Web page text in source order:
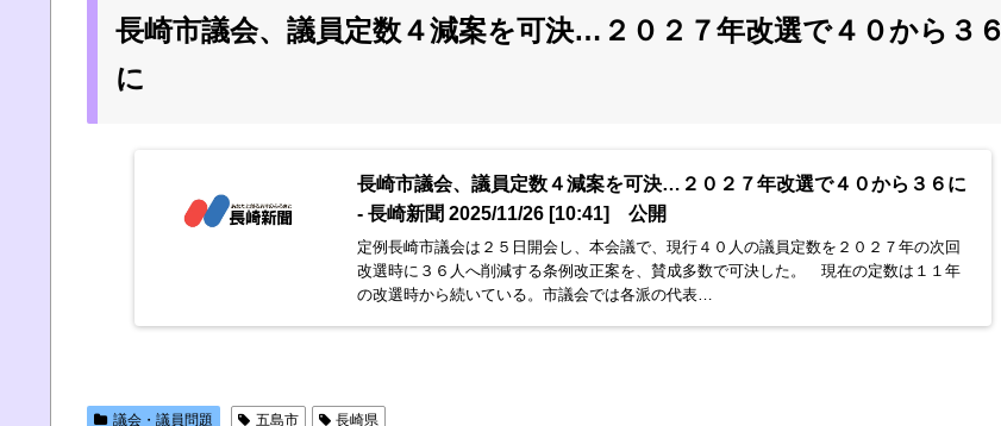
長崎市議会、議員定数４減案を可決…２０２７年改選で４０から３６
に
長崎市議会、議員定数４減案を可決…２０２７年改選で４０から３６に
- 長崎新聞 2025/11/26 [10:41] 公開
定例長崎市議会は２５日開会し、本会議で、現行４０人の議員定数を２０２７年の次回
改選時に３６人へ削減する条例改正案を、賛成多数で可決した。 現在の定数は１１年
の改選時から続いている。市議会では各派の代表…
議会・議員問題 五島市 長崎県